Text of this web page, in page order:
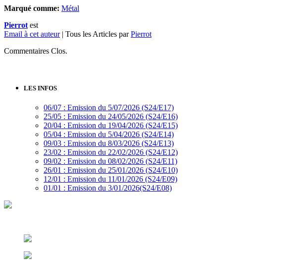
Marqué comme: Métal
Pierrot est
Email à cet auteur| Tous les Articles parPierrot
Commentaires Clos.
LES INFOS
06/07 : Emission du 5/07/2026 (S24/E17)
25/05 : Emission du 24/05/2026 (S24/E16)
20/04 : Emission du 19/04/2026 (S24/E15)
05/04 : Emission du 5/04/2026 (S24/E14)
09/03 : Emission du 8/03/2026 (S24/E13)
23/02 : Emission du 22/02/2026 (S24/E12)
09/02 : Emission du 08/02/2026 (S24/E11)
26/01 : Emission du 25/01/2026 (S24/E10)
12/01 : Emission du 11/01/2026 (S24/E09)
01/01 : Emission du 3/01/2026(S24/E08)